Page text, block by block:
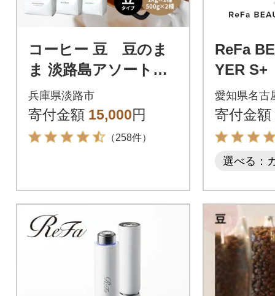
コーヒー 豆 豆のま
ま 淡路島アソートセ
ット 3種 2kg(500g×計
4袋) at14503
兵庫県淡路市
寄付金額 15,000円
（258件）
ReFa
YER S+
リファ
容家電
愛知県名古
寄付金額
選べる：